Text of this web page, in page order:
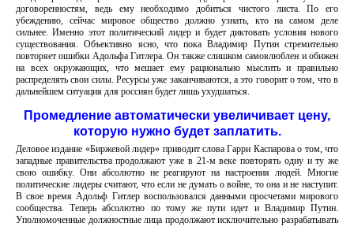
договоренностям, ведь ему необходимо добиться чистого листа. По его
убеждению, сейчас мировое общество должно узнать, кто на самом деле
сильнее. Именно этот политический лидер и будет диктовать условия нового
существования. Объективно ясно, что пока Владимир Путин стремительно
повторяет ошибки Адольфа Гитлера. Он также слишком самовлюблен и обижен
на всех окружающих, что мешает ему рационально мыслить и правильно
распределять свои силы. Ресурсы уже заканчиваются, а это говорит о том, что в
дальнейшем ситуация для россиян будет лишь ухудшаться.
Промедление автоматически увеличивает цену,
которую нужно будет заплатить.
Деловое издание «Биржевой лидер» приводит слова Гарри Каспарова о том, что
западные правительства продолжают уже в 21-м веке повторять одну и ту же
свою ошибку. Они абсолютно не реагируют на настроения людей. Многие
политические лидеры считают, что если не думать о войне, то она и не наступит.
В свое время Адольф Гитлер воспользовался данными просчетами мирового
сообщества. Теперь абсолютно по тому же пути идет и Владимир Путин.
Уполномоченные должностные лица продолжают исключительно разрабатывать